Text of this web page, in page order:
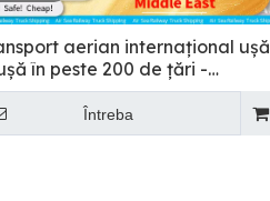
aerian internațional ușă
în peste 200 de țări -
Întreba